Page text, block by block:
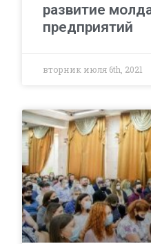
развитие
предприятий
вторник июля 6th, 2021